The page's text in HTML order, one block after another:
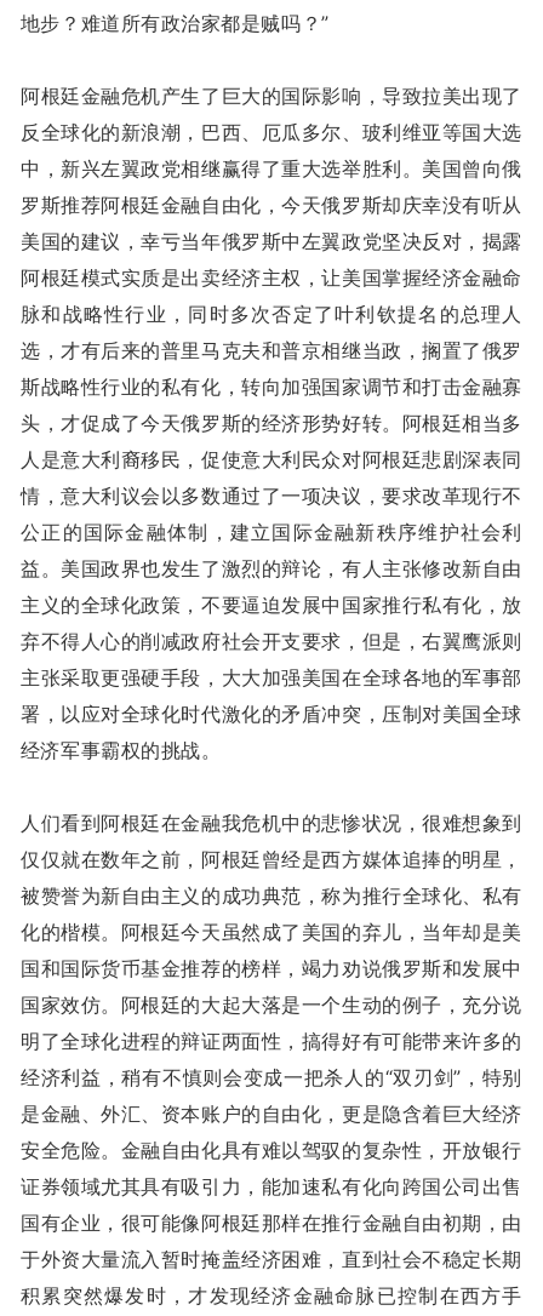
地步？难道所有政治家都是贼吗？”
阿根廷金融危机产生了巨大的国际影响，导致拉美出现了
反全球化的新浪潮，巴西、厄瓜多尔、玻利维亚等国大选
中，新兴左翼政党相继赢得了重大选举胜利。美国曾向俄
罗斯推荐阿根廷金融自由化，今天俄罗斯却庆幸没有听从
美国的建议，幸亏当年俄罗斯中左翼政党坚决反对，揭露
阿根廷模式实质是出卖经济主权，让美国掌握经济金融命
脉和战略性行业，同时多次否定了叶利钦提名的总理人
选，才有后来的普里马克夫和普京相继当政，搁置了俄罗
斯战略性行业的私有化，转向加强国家调节和打击金融寡
头，才促成了今天俄罗斯的经济形势好转。阿根廷相当多
人是意大利裔移民，促使意大利民众对阿根廷悲剧深表同
情，意大利议会以多数通过了一项决议，要求改革现行不
公正的国际金融体制，建立国际金融新秩序维护社会利
益。美国政界也发生了激烈的辩论，有人主张修改新自由
主义的全球化政策，不要逼迫发展中国家推行私有化，放
弃不得人心的削减政府社会开支要求，但是，右翼鹰派则
主张采取更强硬手段，大大加强美国在全球各地的军事部
署，以应对全球化时代激化的矛盾冲突，压制对美国全球
经济军事霸权的挑战。
人们看到阿根廷在金融我危机中的悲惨状况，很难想象到
仅仅就在数年之前，阿根廷曾经是西方媒体追捧的明星，
被赞誉为新自由主义的成功典范，称为推行全球化、私有
化的楷模。阿根廷今天虽然成了美国的弃儿，当年却是美
国和国际货币基金推荐的榜样，竭力劝说俄罗斯和发展中
国家效仿。阿根廷的大起大落是一个生动的例子，充分说
明了全球化进程的辩证两面性，搞得好有可能带来许多的
经济利益，稍有不慎则会变成一把杀人的“双刃剑”，特别
是金融、外汇、资本账户的自由化，更是隐含着巨大经济
安全危险。金融自由化具有难以驾驭的复杂性，开放银行
证券领域尤其具有吸引力，能加速私有化向跨国公司出售
国有企业，很可能像阿根廷那样在推行金融自由初期，由
于外资大量流入暂时掩盖经济困难，直到社会不稳定长期
积累突然爆发时，才发现经济金融命脉已控制在西方手